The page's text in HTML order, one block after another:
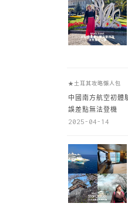
★土耳其攻略懶人包
中國南方航空初體
誤差點無法登機
2025-04-14